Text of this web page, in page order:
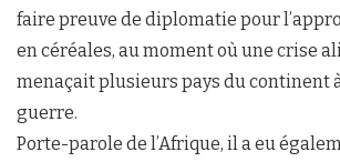
faire preuve de diplomatie pour
en céréales, au moment où une crise
menaçait plusieurs pays du continent
guerre.
Porte-parole de l’Afrique, il a eu